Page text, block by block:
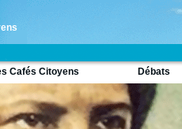
Cafés Citoyens Débats